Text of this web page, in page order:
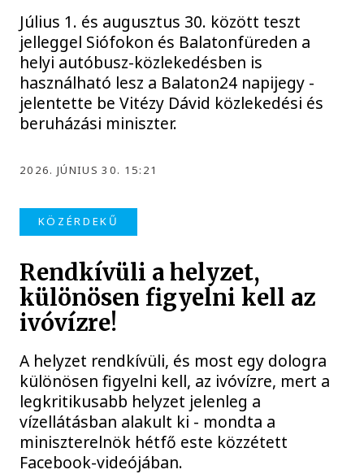
Július 1. és augusztus 30. között teszt
jelleggel Siófokon és Balatonfüreden a
helyi autóbusz-közlekedésben is
használható lesz a Balaton24 napijegy -
jelentette be Vitézy Dávid közlekedési és
beruházási miniszter.
2026. JÚNIUS 30. 15:21
KÖZÉRDEKŰ
Rendkívüli a helyzet,
különösen figyelni kell az
ivóvízre!
A helyzet rendkívüli, és most egy dologra
különösen figyelni kell, az ivóvízre, mert a
legkritikusabb helyzet jelenleg a
vízellátásban alakult ki - mondta a
miniszterelnök hétfő este közzétett
Facebook-videójában.